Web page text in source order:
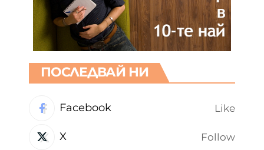
ПОСЛЕДВАЙ НИ
Facebook Like
X Follow